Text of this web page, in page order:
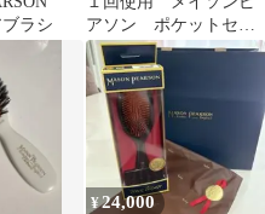
ラシ
アソン ポケットセン
シティブブリッスル
猪毛100%
¥24,000